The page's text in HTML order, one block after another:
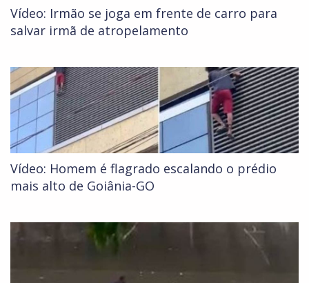
Vídeo: Irmão se joga em frente de carro para
salvar irmã de atropelamento
Vídeo: Homem é flagrado escalando o prédio
mais alto de Goiânia-GO